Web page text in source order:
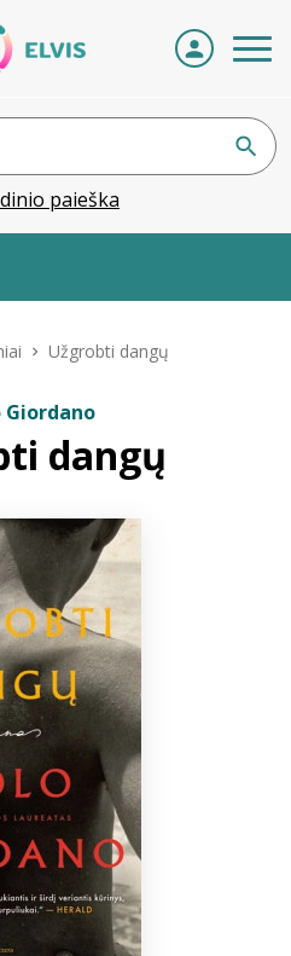
paieška
+370 667 80 541
info@elvislab.lt
Užgrobti dangų
Giordano
dangų